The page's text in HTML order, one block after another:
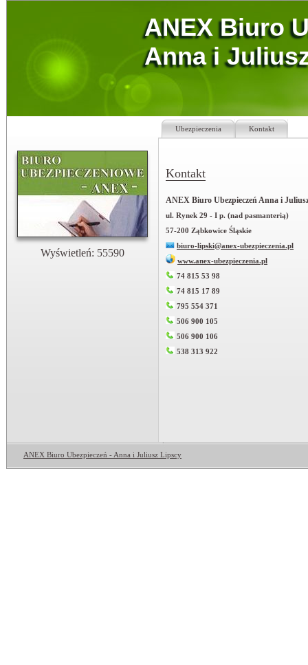
ANEX Biuro
Anna i
Wyświetleń: 55590
Ubezpieczenia Kontakt
Kontakt
ANEX Biuro Ubezpieczeń Anna i
ul. Rynek 29 - I p. (nad pasmanterią)
57-200 Ząbkowice Śląskie
biuro-lipski@anex-ubezpieczenia.pl
www.anex-ubezpieczenia.pl
74 815 53 98
74 815 17 89
795 554 371
506 900 105
506 900 106
538 313 922
ANEX Biuro Ubezpieczeń - Anna i Juliusz Lipscy